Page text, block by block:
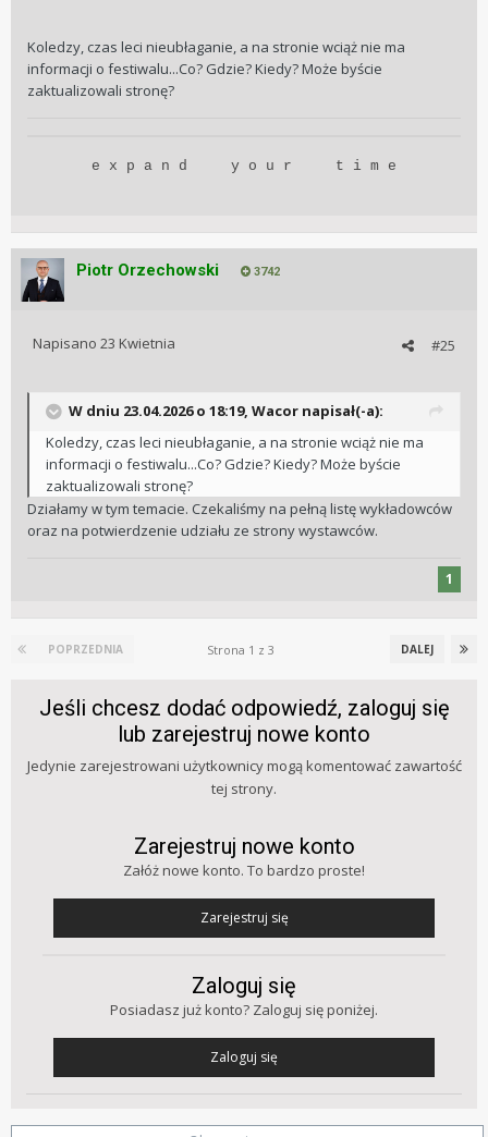
Koledzy, czas leci nieubłaganie, a na stronie wciąż nie ma
informacji o festiwalu...Co? Gdzie? Kiedy? Może byście
zaktualizowali stronę?
e x p a n d y o u r t i m e
Piotr Orzechowski 3742
#25
Napisano 23 Kwietnia
W dniu 23.04.2026 o 18:19, Wacor napisał(-a):
Koledzy, czas leci nieubłaganie, a na stronie wciąż nie ma
informacji o festiwalu...Co? Gdzie? Kiedy? Może byście
zaktualizowali stronę?
Działamy w tym temacie. Czekaliśmy na pełną listę wykładowców
oraz na potwierdzenie udziału ze strony wystawców.
1
POPRZEDNIA DALEJ
Strona 1 z 3
Jeśli chcesz dodać odpowiedź, zaloguj się
lub zarejestruj nowe konto
Jedynie zarejestrowani użytkownicy mogą komentować zawartość
tej strony.
Zarejestruj nowe konto
Załóż nowe konto. To bardzo proste!
Zarejestruj się
Zaloguj się
Posiadasz już konto? Zaloguj się poniżej.
Zaloguj się